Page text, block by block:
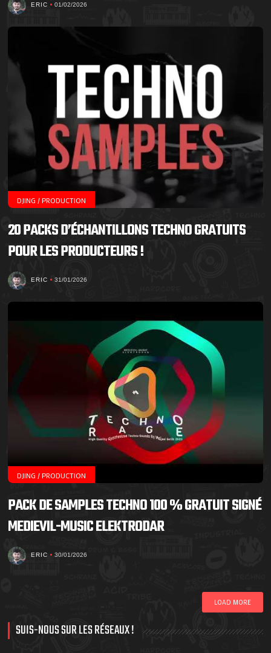
ERIC 01/02/2026
DJING / PRODUCTION
20 PACKS D’ÉCHANTILLONS TECHNO GRATUITS
POUR LES PRODUCTEURS !
ERIC 31/01/2026
DJING / PRODUCTION
PACK DE SAMPLES TECHNO 100 % GRATUIT SIGNÉ
MEDIEVIL-MUSIC ELEKTRODAR
ERIC 30/01/2026
LOAD MORE
SUIS-NOUS SUR LES RÉSEAUX !